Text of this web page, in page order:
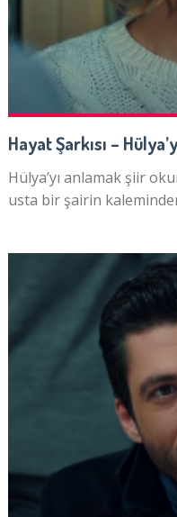
Hayat Şarkısı –
Hülya’yı anlamak şiir
usta bir şairin